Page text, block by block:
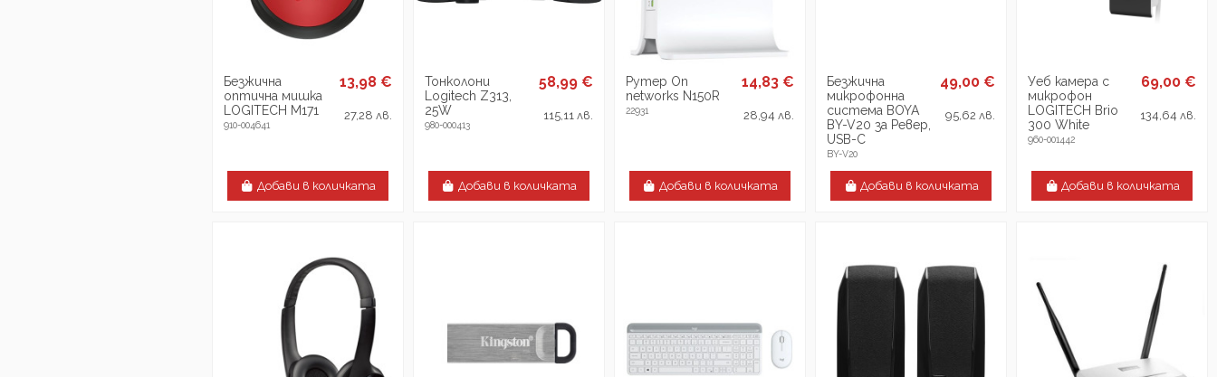
Безжична
оптична мишка
LOGITECH M171
910-004641
13,98 €
27,28 лв.
Добави в количката
Тонколони
Logitech Z313,
25W
980-000413
58,99 €
115,11 лв.
Добави в количката
Рутер On
networks N150R
22931
14,83 €
28,94 лв.
Добави в количката
Безжична
микрофонна
система BOYA
BY-V20 за Ревер,
USB-C
BY-V20
49,00 €
95,62 лв.
Добави в количката
Уеб камера с
микрофон
LOGITECH Brio
300 White
960-001442
69,00 €
134,64 лв.
Добави в количката